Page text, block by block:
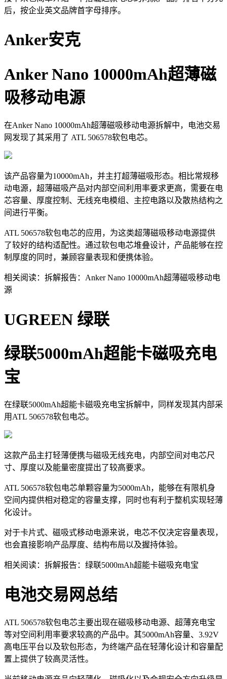
后，按企业英文品牌首字母排序。
Anker安克
Anker Nano 10000mAh超薄磁
吸移动电源
在Anker Nano 10000mAh超薄磁吸移动电源拆解中，电池交易
网发现了其采用了 ATL 506578软包电芯。
该产品容量为10000mAh，并主打超薄磁吸形态。相比常规移
动电源，超薄磁吸产品对内部空间利用率要求更高，需要在电
芯容量、厚度控制、无线充电模组、主控电路以及散热结构之
间进行平衡。
ATL 506578软包电芯的应用，为这类超薄磁吸移动电源提供
了较好的结构适配性。通过软包电芯堆叠设计，产品能够在控
制厚度的同时，兼顾容量表现和便携体验。
相关阅读：拆解报告：Anker Nano 10000mAh超薄磁吸移动电
源
UGREEN 绿联
绿联5000mAh超能卡磁吸充电
宝
在绿联5000mAh超能卡磁吸充电宝拆解中，同样发现其内部采
用ATL 506578软包电芯。
这款产品主打轻薄便携与磁吸无线充电，内部空间对电芯尺
寸、厚度以及能量密度提出了较高要求。
ATL 506578软包电芯单颗容量为5000mAh，能够在有限机身
空间内提供相对稳定的容量支撑，同时也有利于整机实现轻薄
化设计。
对于卡片式、磁吸式移动电源来说，电芯不仅决定容量表现，
也会直接影响产品厚度、结构布局以及握持体验。
相关阅读：拆解报告：绿联5000mAh超能卡磁吸充电宝
电池交易网总结
ATL 506578软包电芯主要出现在磁吸移动电源、超薄充电宝
等对空间利用率要求较高的产品中。其5000mAh容量、3.92V
高电压平台以及软包形态，为终端产品在轻薄化设计和容量配
置上提供了较高灵活性。